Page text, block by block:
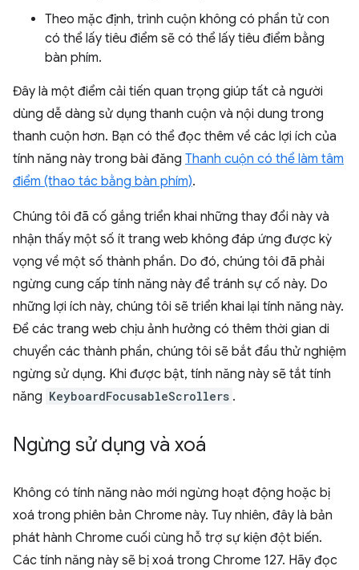
Theo mặc định, trình cuộn không có phần tử con
có thể lấy tiêu điểm sẽ có thể lấy tiêu điểm bằng
bàn phím.
Đây là một điểm cải tiến quan trọng giúp tất cả người
dùng dễ dàng sử dụng thanh cuộn và nội dung trong
thanh cuộn hơn. Bạn có thể đọc thêm về các lợi ích của
tính năng này trong bài đăng Thanh cuộn có thể làm tâm
điểm (thao tác bằng bàn phím).
Chúng tôi đã cố gắng triển khai những thay đổi này và
nhận thấy một số ít trang web không đáp ứng được kỳ
vọng về một số thành phần. Do đó, chúng tôi đã phải
ngừng cung cấp tính năng này để tránh sự cố này. Do
những lợi ích này, chúng tôi sẽ triển khai lại tính năng này.
Để các trang web chịu ảnh hưởng có thêm thời gian di
chuyển các thành phần, chúng tôi sẽ bắt đầu thử nghiệm
ngừng sử dụng. Khi được bật, tính năng này sẽ tắt tính
năng KeyboardFocusableScrollers .
Ngừng sử dụng và xoá
Không có tính năng nào mới ngừng hoạt động hoặc bị
xoá trong phiên bản Chrome này. Tuy nhiên, đây là bản
phát hành Chrome cuối cùng hỗ trợ sự kiện đột biến.
Các tính năng này sẽ bị xoá trong Chrome 127. Hãy đọc